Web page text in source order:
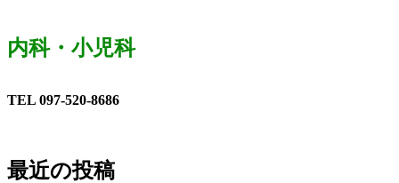
内科・小児科
TEL 097-520-8686
最近の投稿